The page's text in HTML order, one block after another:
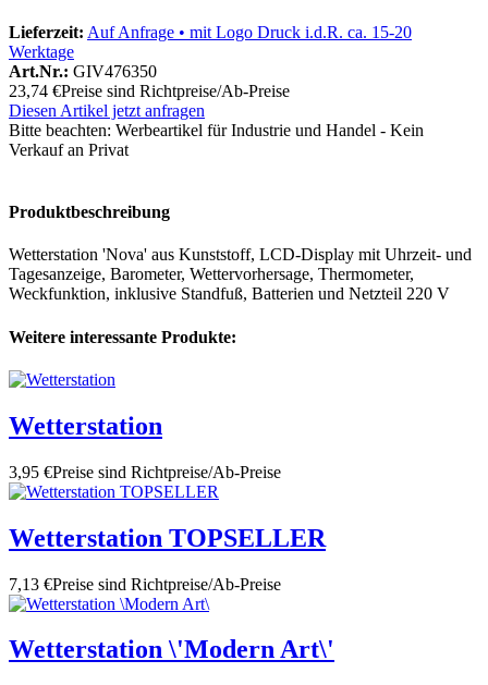
Lieferzeit: Auf Anfrage • mit Logo Druck i.d.R. ca. 15-20
Werktage
Art.Nr.: GIV476350
23,74 €Preise sind Richtpreise/Ab-Preise
Diesen Artikel jetzt anfragen
Bitte beachten: Werbeartikel für Industrie und Handel - Kein
Verkauf an Privat
Produktbeschreibung
Wetterstation 'Nova' aus Kunststoff, LCD-Display mit Uhrzeit- und
Tagesanzeige, Barometer, Wettervorhersage, Thermometer,
Weckfunktion, inklusive Standfuß, Batterien und Netzteil 220 V
Weitere interessante Produkte:
Wetterstation
3,95 €Preise sind Richtpreise/Ab-Preise
Wetterstation TOPSELLER
7,13 €Preise sind Richtpreise/Ab-Preise
Wetterstation \'Modern Art\'